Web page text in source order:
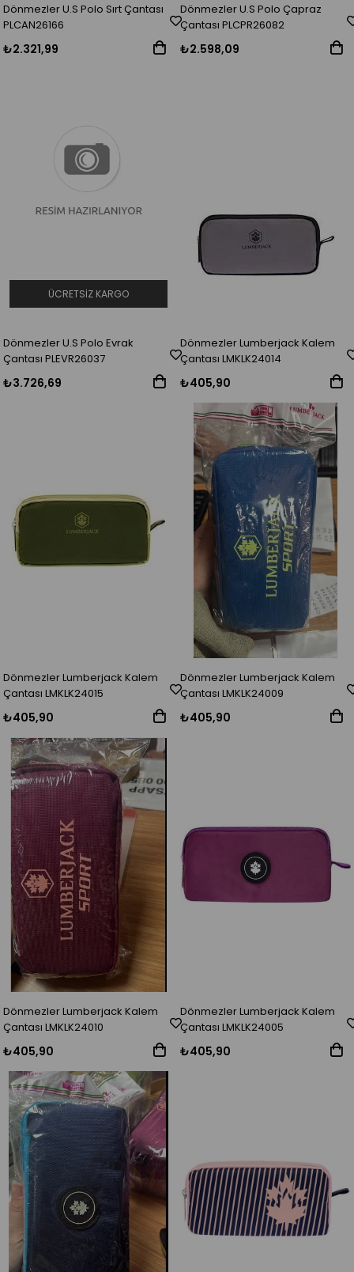
Dönmezler U.S Polo Sırt Çantası
PLCAN26166
₺2.321,99
Dönmezler U.S Polo Çapraz
Çantası PLCPR26082
₺2.598,09
Dönmezler U.S Polo Evrak
Çantası PLEVR26037
₺3.726,69
ÜCRETSIZ KARGO
Dönmezler Lumberjack Kalem
Çantası LMKLK24014
₺405,90
Dönmezler Lumberjack Kalem
Çantası LMKLK24015
₺405,90
Dönmezler Lumberjack Kalem
Çantası LMKLK24009
₺405,90
Dönmezler Lumberjack Kalem
Çantası LMKLK24010
₺405,90
Dönmezler Lumberjack Kalem
Çantası LMKLK24005
₺405,90